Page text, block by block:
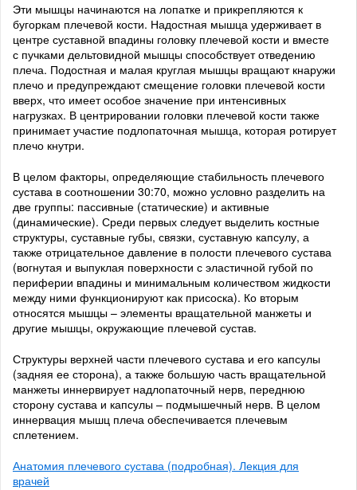
Эти мышцы начинаются на лопатке и прикрепляются к
бугоркам плечевой кости. Надостная мышца удерживает в
центре суставной впадины головку плечевой кости и вместе
с пучками дельтовидной мышцы способствует отведению
плеча. Подостная и малая круглая мышцы вращают кнаружи
плечо и предупреждают смещение головки плечевой кости
вверх, что имеет особое значение при интенсивных
нагрузках. В центрировании головки плечевой кости также
принимает участие подлопаточная мышца, которая ротирует
плечо кнутри.
В целом факторы, определяющие стабильность плечевого
сустава в соотношении 30:70, можно условно разделить на
две группы: пассивные (статические) и активные
(динамические). Среди первых следует выделить костные
структуры, суставные губы, связки, суставную капсулу, а
также отрицательное давление в полости плечевого сустава
(вогнутая и выпуклая поверхности с эластичной губой по
периферии впадины и минимальным количеством жидкости
между ними функционируют как присоска). Ко вторым
относятся мышцы – элементы вращательной манжеты и
другие мышцы, окружающие плечевой сустав.
Структуры верхней части плечевого сустава и его капсулы
(задняя ее сторона), а также большую часть вращательной
манжеты иннервирует надлопаточный нерв, переднюю
сторону сустава и капсулы – подмышечный нерв. В целом
иннервация мышц плеча обеспечивается плечевым
сплетением.
Анатомия плечевого сустава (подробная). Лекция для
врачей